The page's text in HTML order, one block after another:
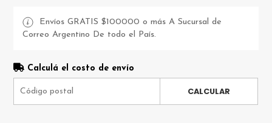
Envíos GRATIS $100000 o más A Sucursal de
Correo Argentino De todo el País.
Calculá el costo de envío
CALCULAR